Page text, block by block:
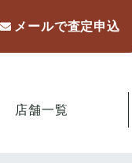
メールで査定申込
店舗一覧